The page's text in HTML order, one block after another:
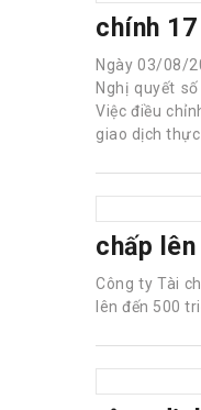
chính
Ngày 03/08/
giao dịch
chấp
lên đến 500